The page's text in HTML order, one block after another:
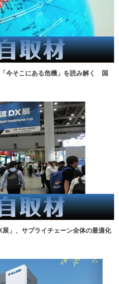
「今そこにある危機」を読み解く 国
展」、サプライチェーン全体の最適化